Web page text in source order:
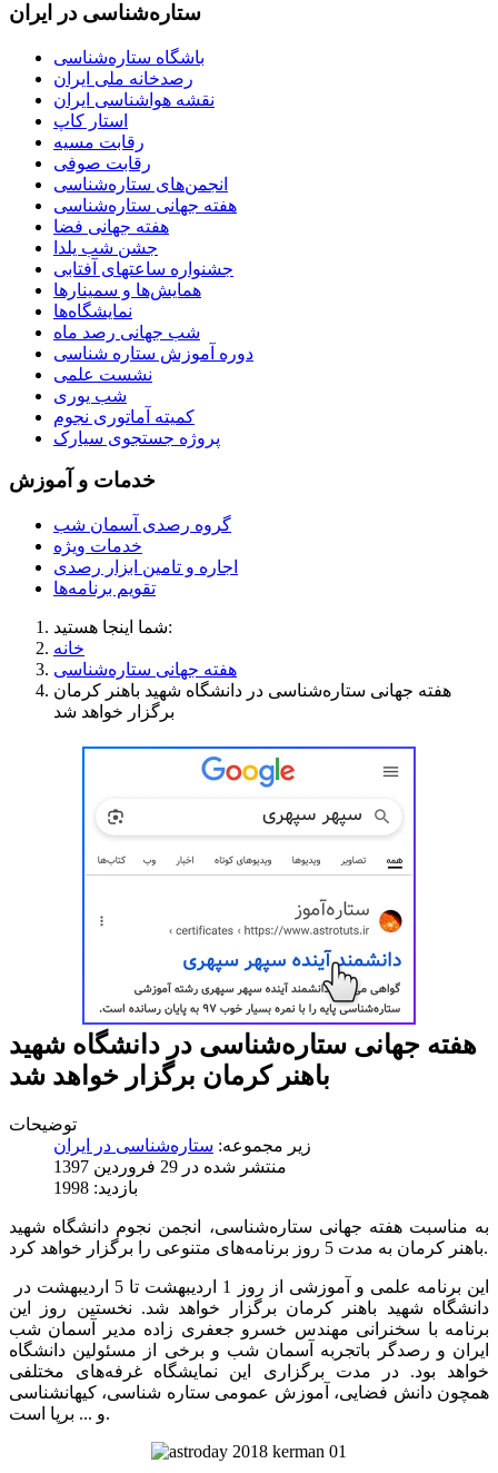
ستاره‌شناسی در ایران
باشگاه ستاره‌شناسی
رصدخانه ملی ایران
نقشه هواشناسی ایران
استار کاپ
رقابت مسیه
رقابت صوفی
انجمن‌های ستاره‌شناسی
هفته جهانی ستاره‌شناسی
هفته جهانی فضا
جشن شب یلدا
جشنواره ساعتهای آفتابی
همایش‌ها و سمینارها
نمایشگاه‌ها
شب جهانی رصد ماه
دوره آموزش ستاره شناسی
نشست علمی
شب یوری
کمیته آماتوری نجوم
پروژه جستجوی سیارک
خدمات و آموزش
گروه رصدی آسمان شب
خدمات ویژه
اجاره و تامین ابزار رصدی
تقویم برنامه‌ها
شما اینجا هستید:
خانه
هفته جهانی ستاره‌شناسی
هفته جهانی ستاره‌شناسی در دانشگاه شهید باهنر کرمان
برگزار خواهد شد
هفته جهانی ستاره‌شناسی در دانشگاه شهید
باهنر کرمان برگزار خواهد شد
توضیحات
زیر مجموعه: ستاره‌شناسی در ایران
منتشر شده در 29 فروردين 1397
بازدید: 1998
به مناسبت هفته جهانی ستاره‌شناسی، انجمن نجوم دانشگاه شهید
باهنر کرمان به مدت 5 روز برنامه‌های متنوعی را برگزار خواهد کرد.
دانشگاه شهید باهنر کرمان برگزار خواهد شد. نخستین روز این
برنامه با سخنرانی مهندس خسرو جعفری زاده مدیر آسمان شب
ایران و رصدگر باتجربه آسمان شب و برخی از مسئولین دانشگاه
خواهد بود. در مدت برگزاری این نمایشگاه غرفه‌های مختلفی
همچون دانش فضایی، آموزش عمومی ستاره شناسی، کیهانشناسی
و ... برپا است.